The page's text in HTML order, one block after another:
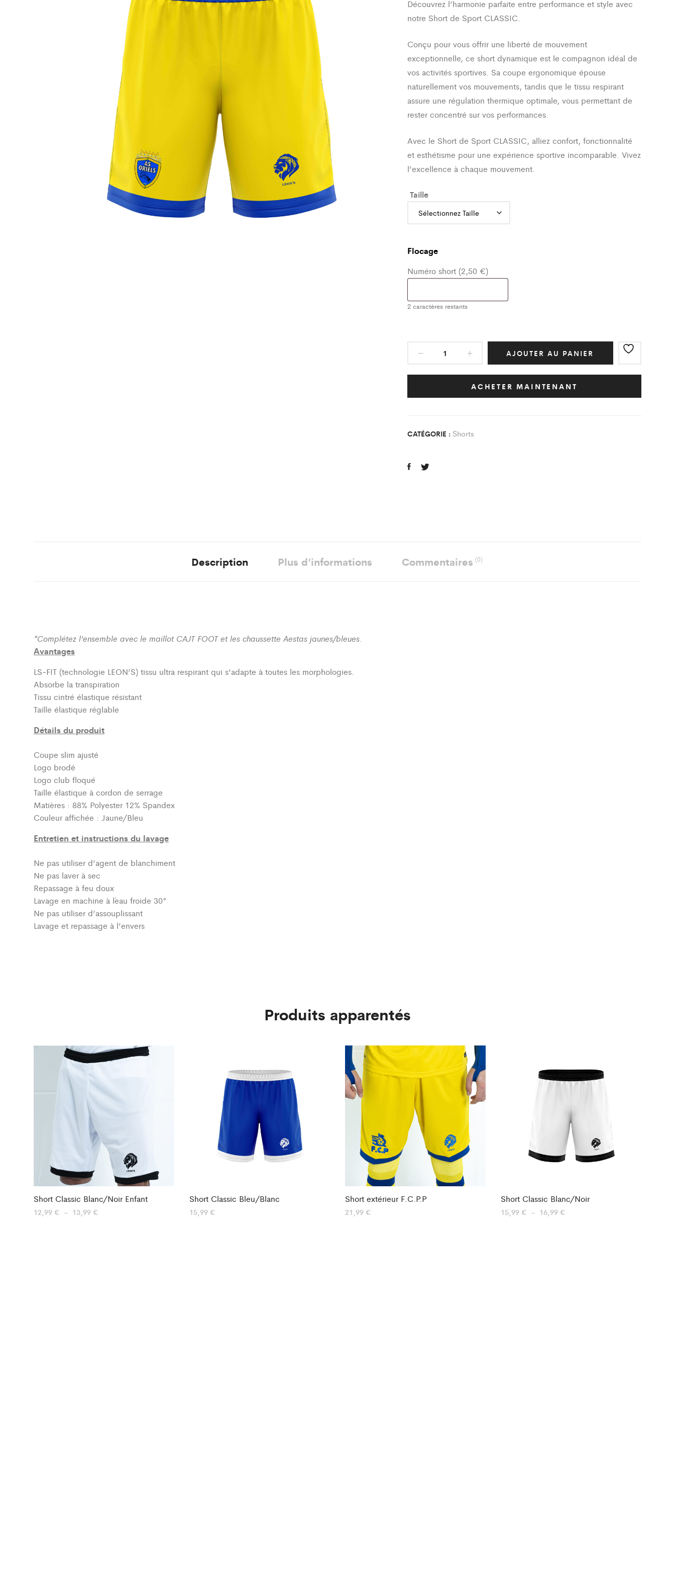
Découvrez l’harmonie parfaite entre performance et style avec
notre Short de Sport CLASSIC.
Conçu pour vous offrir une liberté de mouvement
exceptionnelle, ce short dynamique est le compagnon idéal de
vos activités sportives. Sa coupe ergonomique épouse
naturellement vos mouvements, tandis que le tissu respirant
assure une régulation thermique optimale, vous permettant de
rester concentré sur vos performances.
Avec le Short de Sport CLASSIC, alliez confort, fonctionnalité
et esthétisme pour une expérience sportive incomparable. Vivez
l’excellence à chaque mouvement.
Taille
Flocage
Numéro short (2,50 €)
2caractères restants
Short
AS
Enfant
AJOUTER AU PANIER
ACHETER MAINTENANT
CATÉGORIE : Shorts
Description Plus d'informations Commentaires(0)
*Complétez l’ensemble avec le maillot CAJT FOOT et les chaussette Aestas jaunes/bleues.
Avantages
LS-FIT (technologie LEON’S)tissu ultra respirant qui s’adapte à toutes les morphologies.
Absorbe la transpiration
Tissu cintré élastique résistant
Taille élastique réglable
Détails du produit
Coupe slim ajusté
Logo brodé
Logo club floqué
Taille élastique à cordon de serrage
Matières : 88% Polyester 12% Spandex
Couleur affichée : Jaune/Bleu
Entretien et instructions du lavage
Ne pas utiliser d’agent de blanchiment
Ne pas laver à sec
Repassage à feu doux
Lavage en machine à l´eau froide 30°
Ne pas utiliser d’assouplissant
Lavage et repassage à l’envers
Produits apparentés
Short Classic Blanc/Noir Enfant
12,99 € – 13,99 €
Short Classic Bleu/Blanc
15,99 €
Short extérieur F.C.P.P
21,99 €
Short Classic Blanc/Noir
15,99 € – 16,99 €